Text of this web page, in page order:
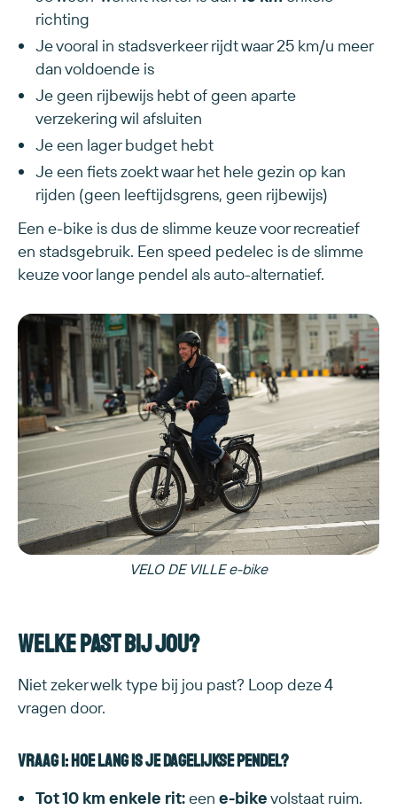
richting
Je vooral in stadsverkeer rijdt waar 25 km/u meer
dan voldoende is
Je geen rijbewijs hebt of geen aparte
verzekering wil afsluiten
Je een lager budget hebt
Je een fiets zoekt waar het hele gezin op kan
rijden (geen leeftijdsgrens, geen rijbewijs)
Een e-bike is dus de slimme keuze voor recreatief
en stadsgebruik. Een speed pedelec is de slimme
keuze voor lange pendel als auto-alternatief.
VELO DE VILLE e-bike
Welke past bij jou?
Niet zeker welk type bij jou past? Loop deze 4
vragen door.
Vraag 1: Hoe lang is je dagelijkse pendel?
Tot 10 km enkele rit:een e-bikevolstaat ruim.